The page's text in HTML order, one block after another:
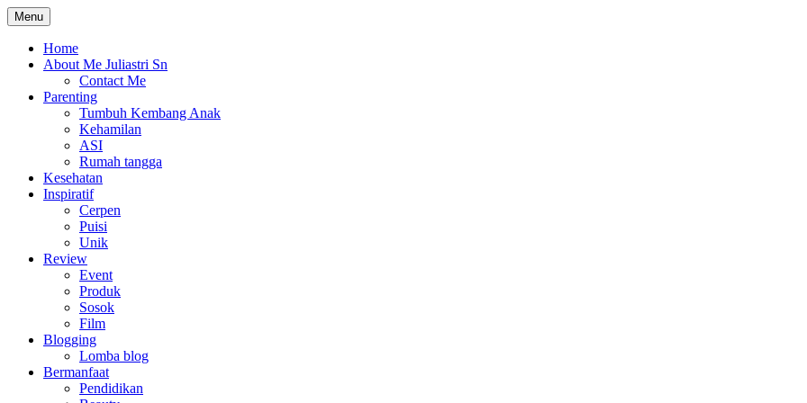
Skip
to
content
The Colorful Life By Juliastri Sn
Lifestyle Blog
Menu
Home
About Me Juliastri Sn
Contact Me
Parenting
Tumbuh Kembang Anak
Kehamilan
ASI
Rumah tangga
Kesehatan
Inspiratif
Cerpen
Puisi
Unik
Review
Event
Produk
Sosok
Film
Blogging
Lomba blog
Bermanfaat
Pendidikan